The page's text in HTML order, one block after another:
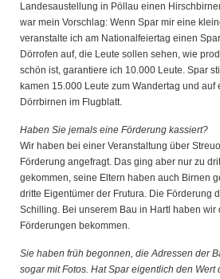
Landesaustellung in Pöllau einen
war mein Vorschlag: Wenn Spar mir eine
veranstalte ich am Nationalfeiertag einen
Dörrofen auf, die Leute sollen sehen, wie
schön ist, garantiere ich 10.000 Leute. Spar
kamen 15.000 Leute zum Wandertag und
Dörrbirnen im Flugblatt.
Haben Sie jemals eine Förderung kassiert?
Wir haben bei einer Veranstaltung über
Förderung angefragt. Das ging aber nur zu
gekommen, seine Eltern haben auch Birnen
dritte Eigentümer der Frutura. Die Förderung
Schilling. Bei unserem Bau in Hartl haben wir
Förderungen bekommen.
Sie haben früh begonnen, die Adressen der
sogar mit Fotos. Hat Spar eigentlich den